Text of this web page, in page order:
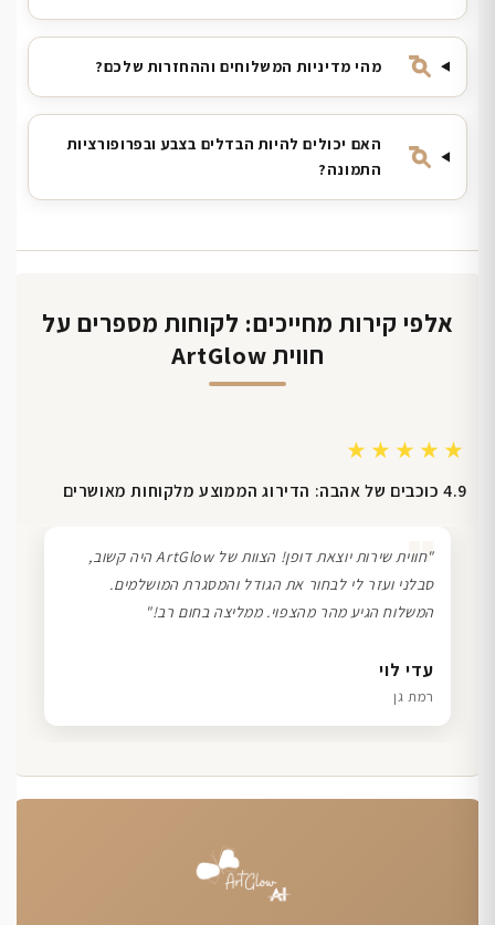
מהי מדיניות המשלוחים וההחזרות שלכם?
האם יכולים להיות הבדלים בצבע ובפרופורציות
התמונה?
אלפי קירות מחייכים: לקוחות מספרים על
חווית ArtGlow
★★★★★
4.9 כוכבים של אהבה: הדירוג הממוצע מלקוחות מאושרים
שרון כהן
תל אביב
❞
"חווית שירות יוצאת דופן! הצוות של ArtGlow היה קשוב,
סבלני ועזר לי לבחור את הגודל והמסגרת המושלמים.
המשלוח הגיע מהר מהצפוי. ממליצה בחום רב!"
עדי לוי
רמת גן
דנה גל
חיפה
ליאת ויוסי מ.
הוד השרון